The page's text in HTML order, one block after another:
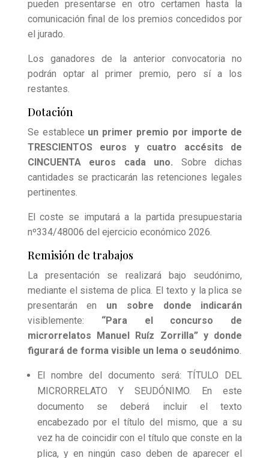
pueden presentarse en otro certamen hasta la
comunicación final de los premios concedidos por
el jurado.
Los ganadores de la anterior convocatoria no
podrán optar al primer premio, pero sí a los
restantes.
Dotación
Se establece un primer premio por importe de
TRESCIENTOS euros y cuatro accésits de
CINCUENTA euros cada uno. Sobre dichas
cantidades se practicarán las retenciones legales
pertinentes.
El coste se imputará a la partida presupuestaria
nº334/48006 del ejercicio económico 2026.
Remisión de trabajos
La presentación se realizará bajo seudónimo,
mediante el sistema de plica. El texto y la plica se
presentarán en un sobre donde indicarán
visiblemente: “Para el concurso de
microrrelatos Manuel Ruíz Zorrilla” y donde
figurará de forma visible un lema o seudónimo.
El nombre del documento será: TÍTULO DEL
MICRORRELATO Y SEUDÓNIMO. En este
documento se deberá incluir el texto
encabezado por el título del mismo, que a su
vez ha de coincidir con el título que conste en la
plica, y en ningún caso deben de aparecer el